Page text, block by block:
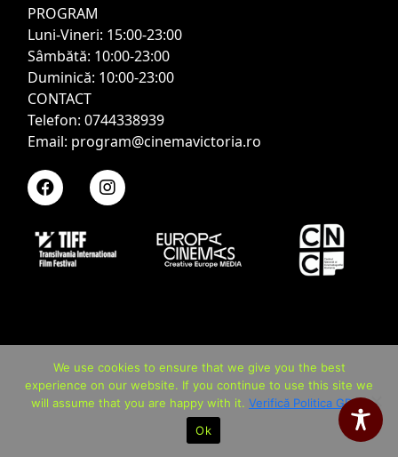
PROGRAM
Luni-Vineri: 15:00-23:00
Sâmbătă: 10:00-23:00
Duminică: 10:00-23:00
CONTACT
Telefon: 0744338939
Email: program@cinemavictoria.ro
We use cookies to ensure that we give you the best
experience on our website. If you continue to use this site we
will assume that you are happy with it. Verifică Politica GDPR
Ok